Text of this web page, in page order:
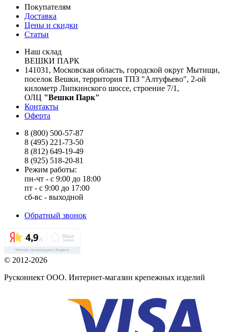
Покупателям
Доставка
Цены и скидки
Статьи
Наш склад
ВЕШКИ ПАРК
141031, Московская область, городской округ Мытищи,
поселок Вешки, территория ТПЗ "Алтуфьево", 2-ой
километр Липкинского шоссе, строение 7/1,
ОЛЦ "Вешки Парк"
Контакты
Оферта
8 (800) 500-57-87
8 (495) 221-73-50
8 (812) 649-19-49
8 (925) 518-20-81
Режим работы:
пн-чт - с 9:00 до 18:00
пт - с 9:00 до 17:00
сб-вс - выходной
Обратный звонок
© 2012-2026
Русконнект ООО. Интернет-магазин крепежных изделий